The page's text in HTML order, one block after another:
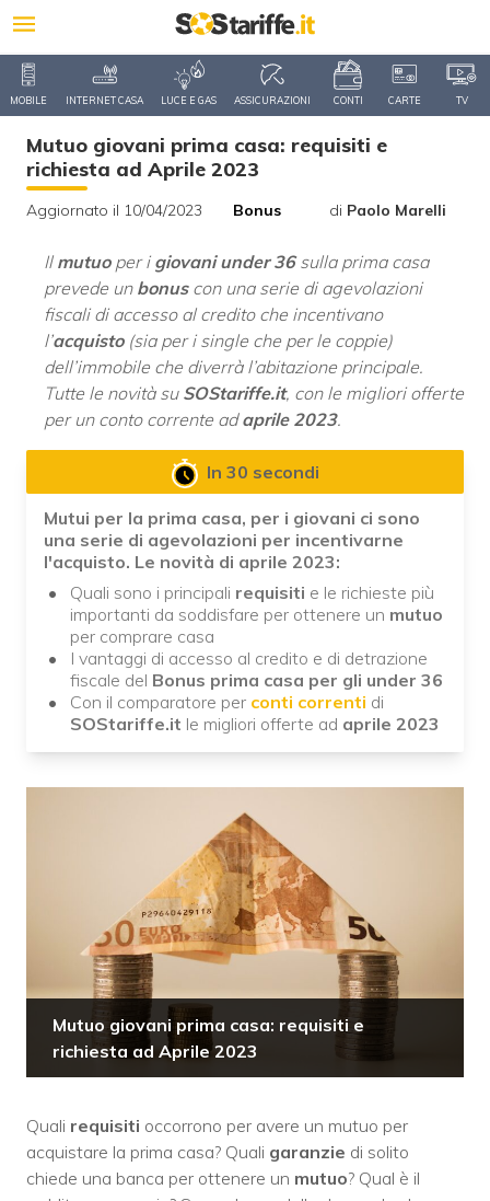
MOBILE INTERNET CASA LUCE E GAS ASSICURAZIONI CONTI CARTE TV
Mutuo giovani prima casa: requisiti e
richiesta ad Aprile 2023
Aggiornato il 10/04/2023 Bonus di Paolo Marelli
Il mutuoper i giovani under 36sulla prima casa
prevede un bonuscon una serie di agevolazioni
fiscali di accesso al credito che incentivano
l’acquisto(sia per i single che per le coppie)
dell’immobile che diverrà l’abitazione principale.
Tutte le novità su SOStariffe.it, con le migliori offerte
per un conto corrente adaprile 2023.
In 30 secondi
Mutui per la prima casa, per i giovani ci sono
una serie di agevolazioni per incentivarne
l'acquisto. Le novità di aprile 2023:
Quali sono i principali requisiti e le richieste più
importanti da soddisfare per ottenere un mutuo
per comprare casa
I vantaggi di accesso al credito e di detrazione
fiscale del Bonus prima casa per gli under 36
Con il comparatore per conti correnti di
SOStariffe.it le migliori offerte ad aprile 2023
Mutuo giovani prima casa: requisiti e
richiesta ad Aprile 2023
Quali requisiti occorrono per avere un mutuo per
acquistare la prima casa? Quali garanzie di solito
chiede una banca per ottenere un mutuo? Qual è il